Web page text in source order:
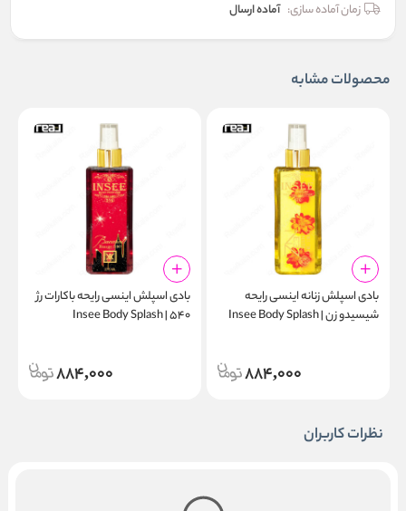
زمان آماده سازی: آماده ارسال
محصولات مشابه
بادی اسپلش زنانه اینسی رایحه
شیسیدو زن | Insee Body Splash
884,000
بادی اسپلش اینسی رایحه باکارات رژ
۵۴۰ | Insee Body Splash
884,000
نظرات کاربران